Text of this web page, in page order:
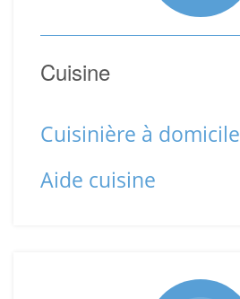
Cuisine
Cuisinière à domicile
Aide cuisine